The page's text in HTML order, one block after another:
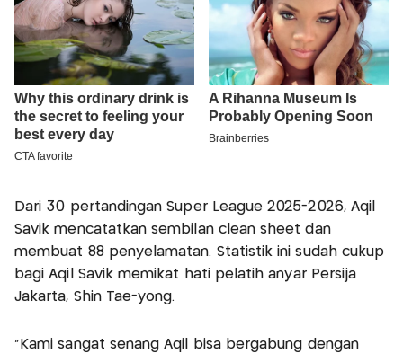
Dari 30 pertandingan Super League 2025-2026, Aqil
Savik mencatatkan sembilan clean sheet dan
membuat 88 penyelamatan. Statistik ini sudah cukup
bagi Aqil Savik memikat hati pelatih anyar Persija
Jakarta, Shin Tae-yong.
“Kami sangat senang Aqil bisa bergabung dengan